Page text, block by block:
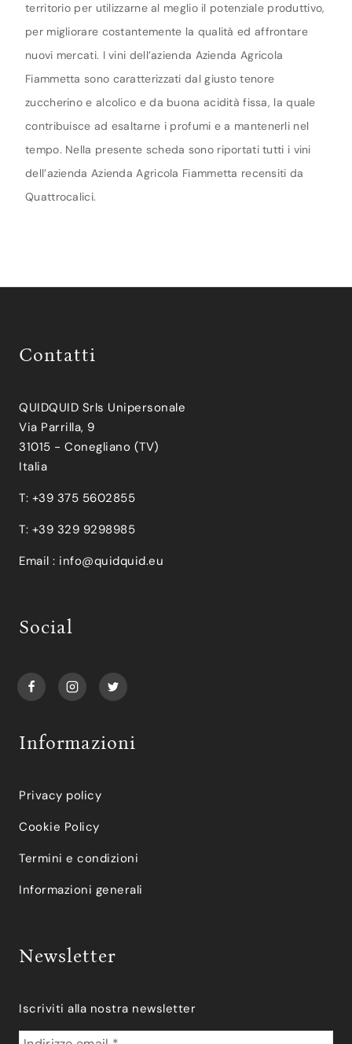
territorio per utilizzarne al meglio il potenziale produttivo,
per migliorare costantemente la qualità ed affrontare
nuovi mercati. I vini dell’azienda Azienda Agricola
Fiammetta sono caratterizzati dal giusto tenore
zuccherino e alcolico e da buona acidità fissa, la quale
contribuisce ad esaltarne i profumi e a mantenerli nel
tempo. Nella presente scheda sono riportati tutti i vini
dell’azienda Azienda Agricola Fiammetta recensiti da
Quattrocalici.
Contatti
QUIDQUID Srls Unipersonale
Via Parrilla, 9
31015 - Conegliano (TV)
Italia
T: +39 375 5602855
T: +39 329 9298985
Email : info@quidquid.eu
Social
Informazioni
Privacy policy
Cookie Policy
Termini e condizioni
Informazioni generali
Newsletter
Iscriviti alla nostra newsletter